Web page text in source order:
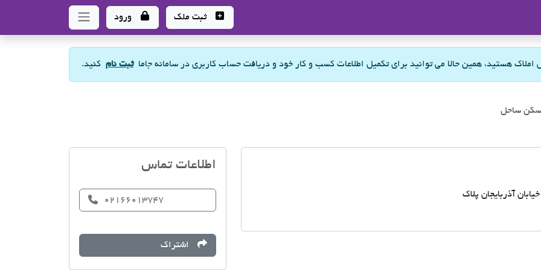
ثبت ملک ورود
املاک هستید، همین حالا می توانید برای تکمیل اطلاعات کسب و کار خود و دریافت حساب کاربری در سامانه جاماثبت نام کنید.
ساحل
آذربایجان پلاک
اطلاعات تماس
02166013747
اشتراک